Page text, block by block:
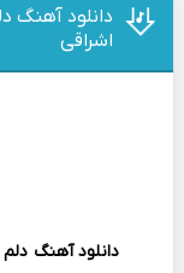
دانلود آهنگ
اشراقی
دانلود آهنگ